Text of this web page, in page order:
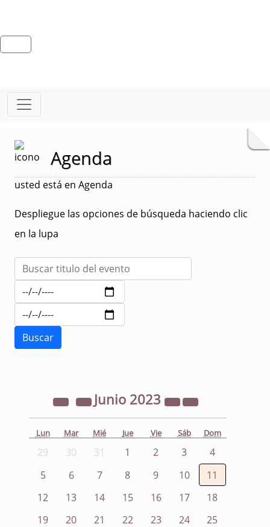
Agenda
usted está en Agenda
Despliegue las opciones de búsqueda haciendo clic
en la lupa
Junio 2023
Lun Mar Mié Jue Vie Sáb Dom
29 30 31 1 2 3
4
5
6 7 8 9 10
11
12
13 14 15 16 17
18
19
20 21 22 23 24
25